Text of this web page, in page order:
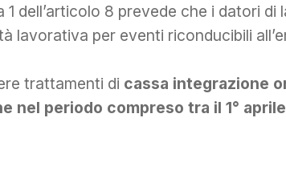
dell’articolo 8 prevede che i datori di
lavorativa per eventi riconducibili
trattamenti di cassa integrazione
nel periodo compreso tra il 1°